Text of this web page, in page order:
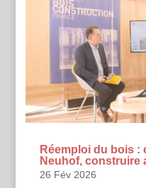
Réemploi du bois :
Neuhof, construire
26 Fév 2026